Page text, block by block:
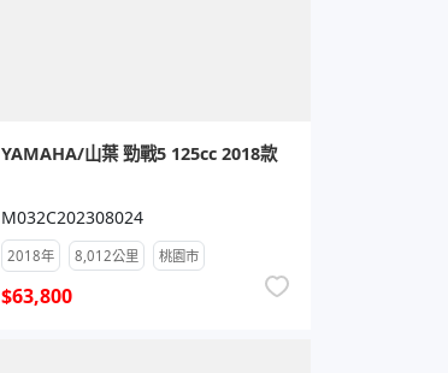
YAMAHA/山葉 勁戰5 125cc 2018款
M032C202308024
2018年 8,012公里 桃園市
$63,800